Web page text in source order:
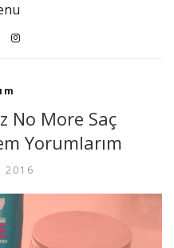
No More Saç
Yorumlarım
2016